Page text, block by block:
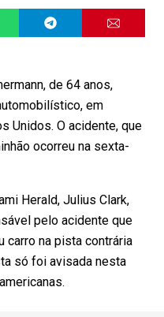
de 64 anos,
em
Unidos. O acidente, que
ocorreu na sexta-
Herald, Julius Clark,
pelo acidente que
carro na pista contrária
só foi avisada nesta